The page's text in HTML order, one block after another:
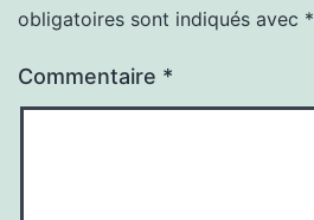
obligatoires sont indiqués avec *
Commentaire *